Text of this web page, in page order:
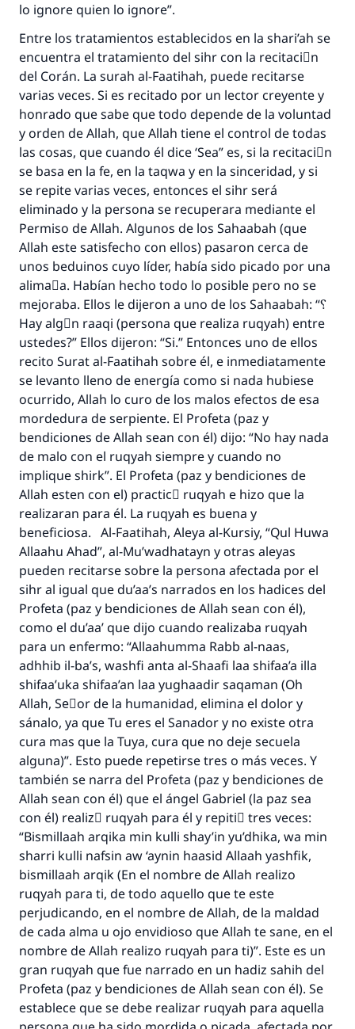
lo ignore quien lo ignore”.
Entre los tratamientos establecidos en la shari’ah se
encuentra el tratamiento del sihr con la recitaciَn
del Corán. La surah al-Faatihah, puede recitarse
varias veces. Si es recitado por un lector creyente y
honrado que sabe que todo depende de la voluntad
y orden de Allah, que Allah tiene el control de todas
las cosas, que cuando él dice ‘Sea” es, si la recitaciَn
se basa en la fe, en la taqwa y en la sinceridad, y si
se repite varias veces, entonces el sihr será
eliminado y la persona se recuperara mediante el
Permiso de Allah. Algunos de los Sahaabah (que
Allah este satisfecho con ellos) pasaron cerca de
unos beduinos cuyo líder, había sido picado por una
alimaٌa. Habían hecho todo lo posible pero no se
mejoraba. Ellos le dijeron a uno de los Sahaabah: “؟
Hay algْn raaqi (persona que realiza ruqyah) entre
ustedes?” Ellos dijeron: “Si.” Entonces uno de ellos
recito Surat al-Faatihah sobre él, e inmediatamente
se levanto lleno de energía como si nada hubiese
ocurrido, Allah lo curo de los malos efectos de esa
mordedura de serpiente. El Profeta (paz y
bendiciones de Allah sean con él) dijo: “No hay nada
de malo con el ruqyah siempre y cuando no
implique shirk”. El Profeta (paz y bendiciones de
Allah esten con el) practicَ ruqyah e hizo que la
realizaran para él. La ruqyah es buena y
beneficiosa. Al-Faatihah, Aleya al-Kursiy, “Qul Huwa
Allaahu Ahad”, al-Mu’wadhatayn y otras aleyas
pueden recitarse sobre la persona afectada por el
sihr al igual que du’aa’s narrados en los hadices del
Profeta (paz y bendiciones de Allah sean con él),
como el du’aa’ que dijo cuando realizaba ruqyah
para un enfermo: “Allaahumma Rabb al-naas,
adhhib il-ba’s, washfi anta al-Shaafi laa shifaa’a illa
shifaa’uka shifaa’an laa yughaadir saqaman (Oh
Allah, Seٌor de la humanidad, elimina el dolor y
sánalo, ya que Tu eres el Sanador y no existe otra
cura mas que la Tuya, cura que no deje secuela
alguna)”. Esto puede repetirse tres o más veces. Y
también se narra del Profeta (paz y bendiciones de
Allah sean con él) que el ángel Gabriel (la paz sea
con él) realizَ ruqyah para él y repitiَ tres veces:
“Bismillaah arqika min kulli shay’in yu’dhika, wa min
sharri kulli nafsin aw ‘aynin haasid Allaah yashfik,
bismillaah arqik (En el nombre de Allah realizo
ruqyah para ti, de todo aquello que te este
perjudicando, en el nombre de Allah, de la maldad
de cada alma u ojo envidioso que Allah te sane, en el
nombre de Allah realizo ruqyah para ti)”. Este es un
gran ruqyah que fue narrado en un hadiz sahih del
Profeta (paz y bendiciones de Allah sean con él). Se
establece que se debe realizar ruqyah para aquella
La respuesta no. 110845 salvó un
matrimonio.